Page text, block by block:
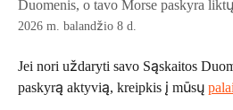
Duomenis, o tavo Morse paskyra
2026 m. balandžio 8 d.
Jei nori uždaryti savo Sąskaitos
paskyrą aktyvią, kreipkis į mūsų